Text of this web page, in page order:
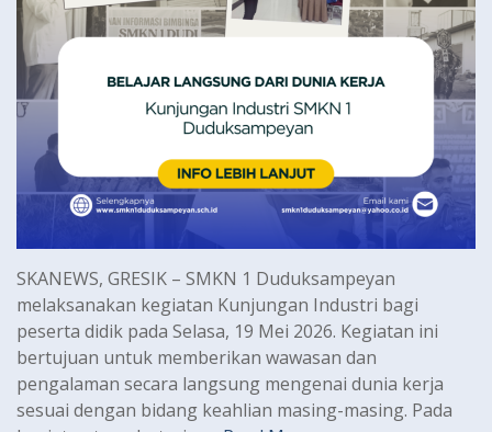
SKANEWS, GRESIK – SMKN 1 Duduksampeyan
melaksanakan kegiatan Kunjungan Industri bagi
peserta didik pada Selasa, 19 Mei 2026. Kegiatan ini
bertujuan untuk memberikan wawasan dan
pengalaman secara langsung mengenai dunia kerja
sesuai dengan bidang keahlian masing-masing. Pada